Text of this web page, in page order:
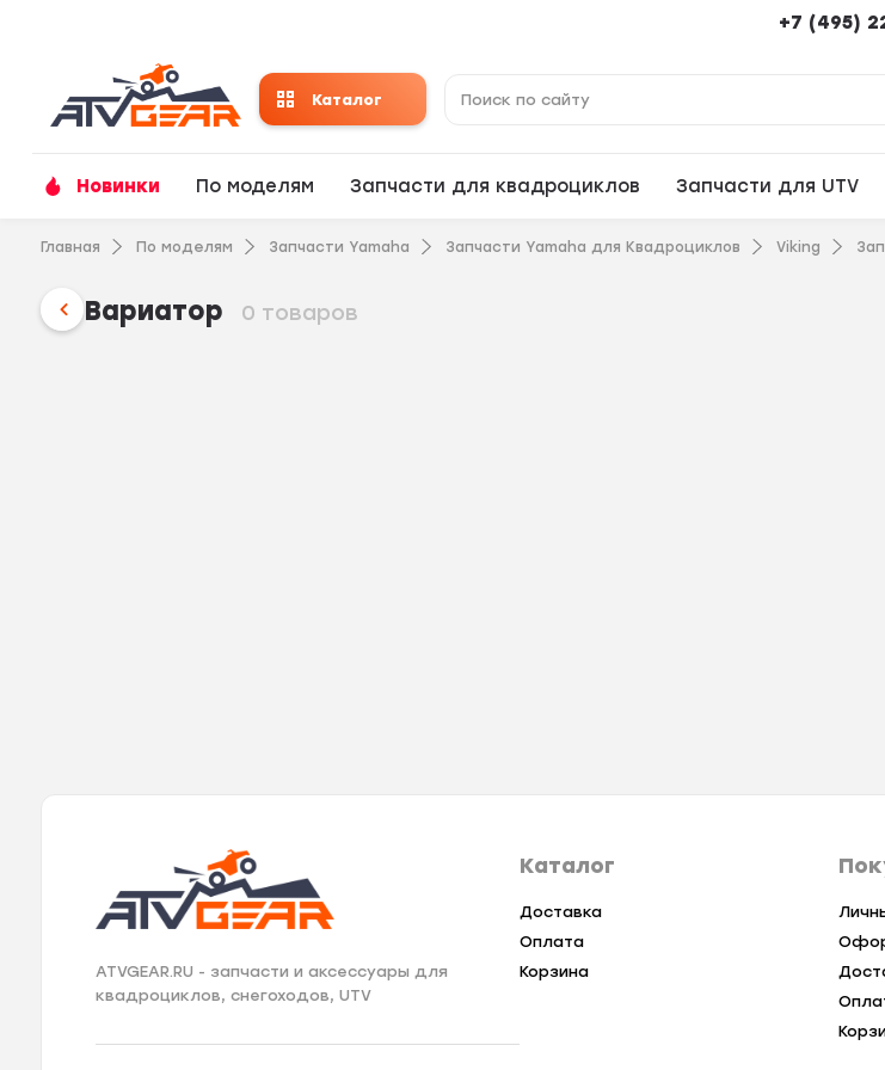
+7 (495)
Каталог
Новинки По моделям Запчасти для квадроциклов Запчасти для UTV
Главная По моделям Запчасти Yamaha Запчасти Yamaha для Квадроциклов Viking
Вариатор 0 товаров
ATVGEAR.RU - запчасти и аксессуары для
квадроциклов, снегоходов, UTV
Каталог
Доставка
Оплата
Корзина